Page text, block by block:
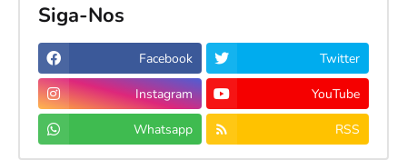
Siga-Nos
Facebook Twitter
Instagram YouTube
Whatsapp RSS